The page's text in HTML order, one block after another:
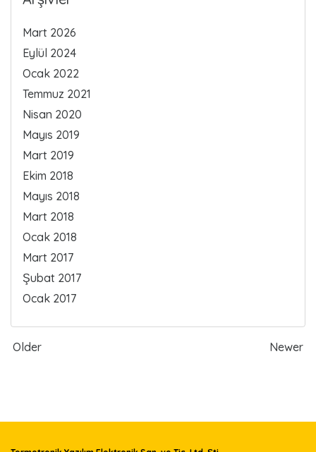
Mart 2026
Eylül 2024
Ocak 2022
Temmuz 2021
Nisan 2020
Mayıs 2019
Mart 2019
Ekim 2018
Mayıs 2018
Mart 2018
Ocak 2018
Mart 2017
Şubat 2017
Ocak 2017
Older Newer